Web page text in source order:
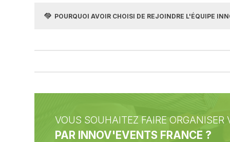
commun. Cet évènement me ressemble de
handshake POURQUOI AVOIR CHOISI DE REJOINDRE L'ÉQUIPE
et originaux.
VOUS SOUHAITEZ FAIRE ORGANISER
PAR INNOV'EVENTS FRANCE ?